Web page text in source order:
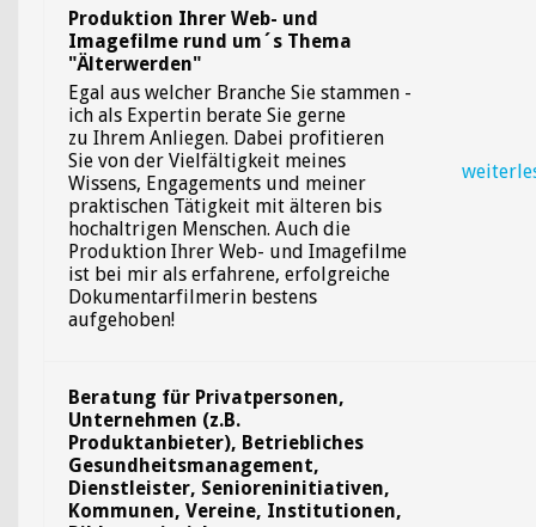
Produktion Ihrer Web- und
Imagefilme rund um´s Thema
"Älterwerden"
Egal aus welcher Branche Sie stammen -
ich als Expertin berate Sie gerne
zu Ihrem Anliegen. Dabei profitieren
Sie von der Vielfältigkeit meines
Wissens, Engagements und meiner
praktischen Tätigkeit mit älteren bis
hochaltrigen Menschen. Auch die
Produktion Ihrer Web- und Imagefilme
ist bei mir als erfahrene, erfolgreiche
Dokumentarfilmerin bestens
aufgehoben!
Beratung für Privatpersonen,
Unternehmen (z.B.
Produktanbieter), Betriebliches
Gesundheitsmanagement,
Dienstleister, Senioreninitiativen,
Kommunen, Vereine, Institutionen,